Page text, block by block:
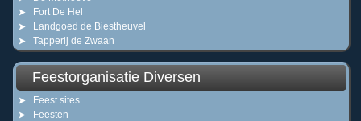
Fort De Hel
Landgoed de Biestheuvel
Tapperij de Zwaan
Feestorganisatie Diversen
Feest sites
Feesten